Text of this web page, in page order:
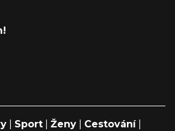
Sport Ženy Cestování|